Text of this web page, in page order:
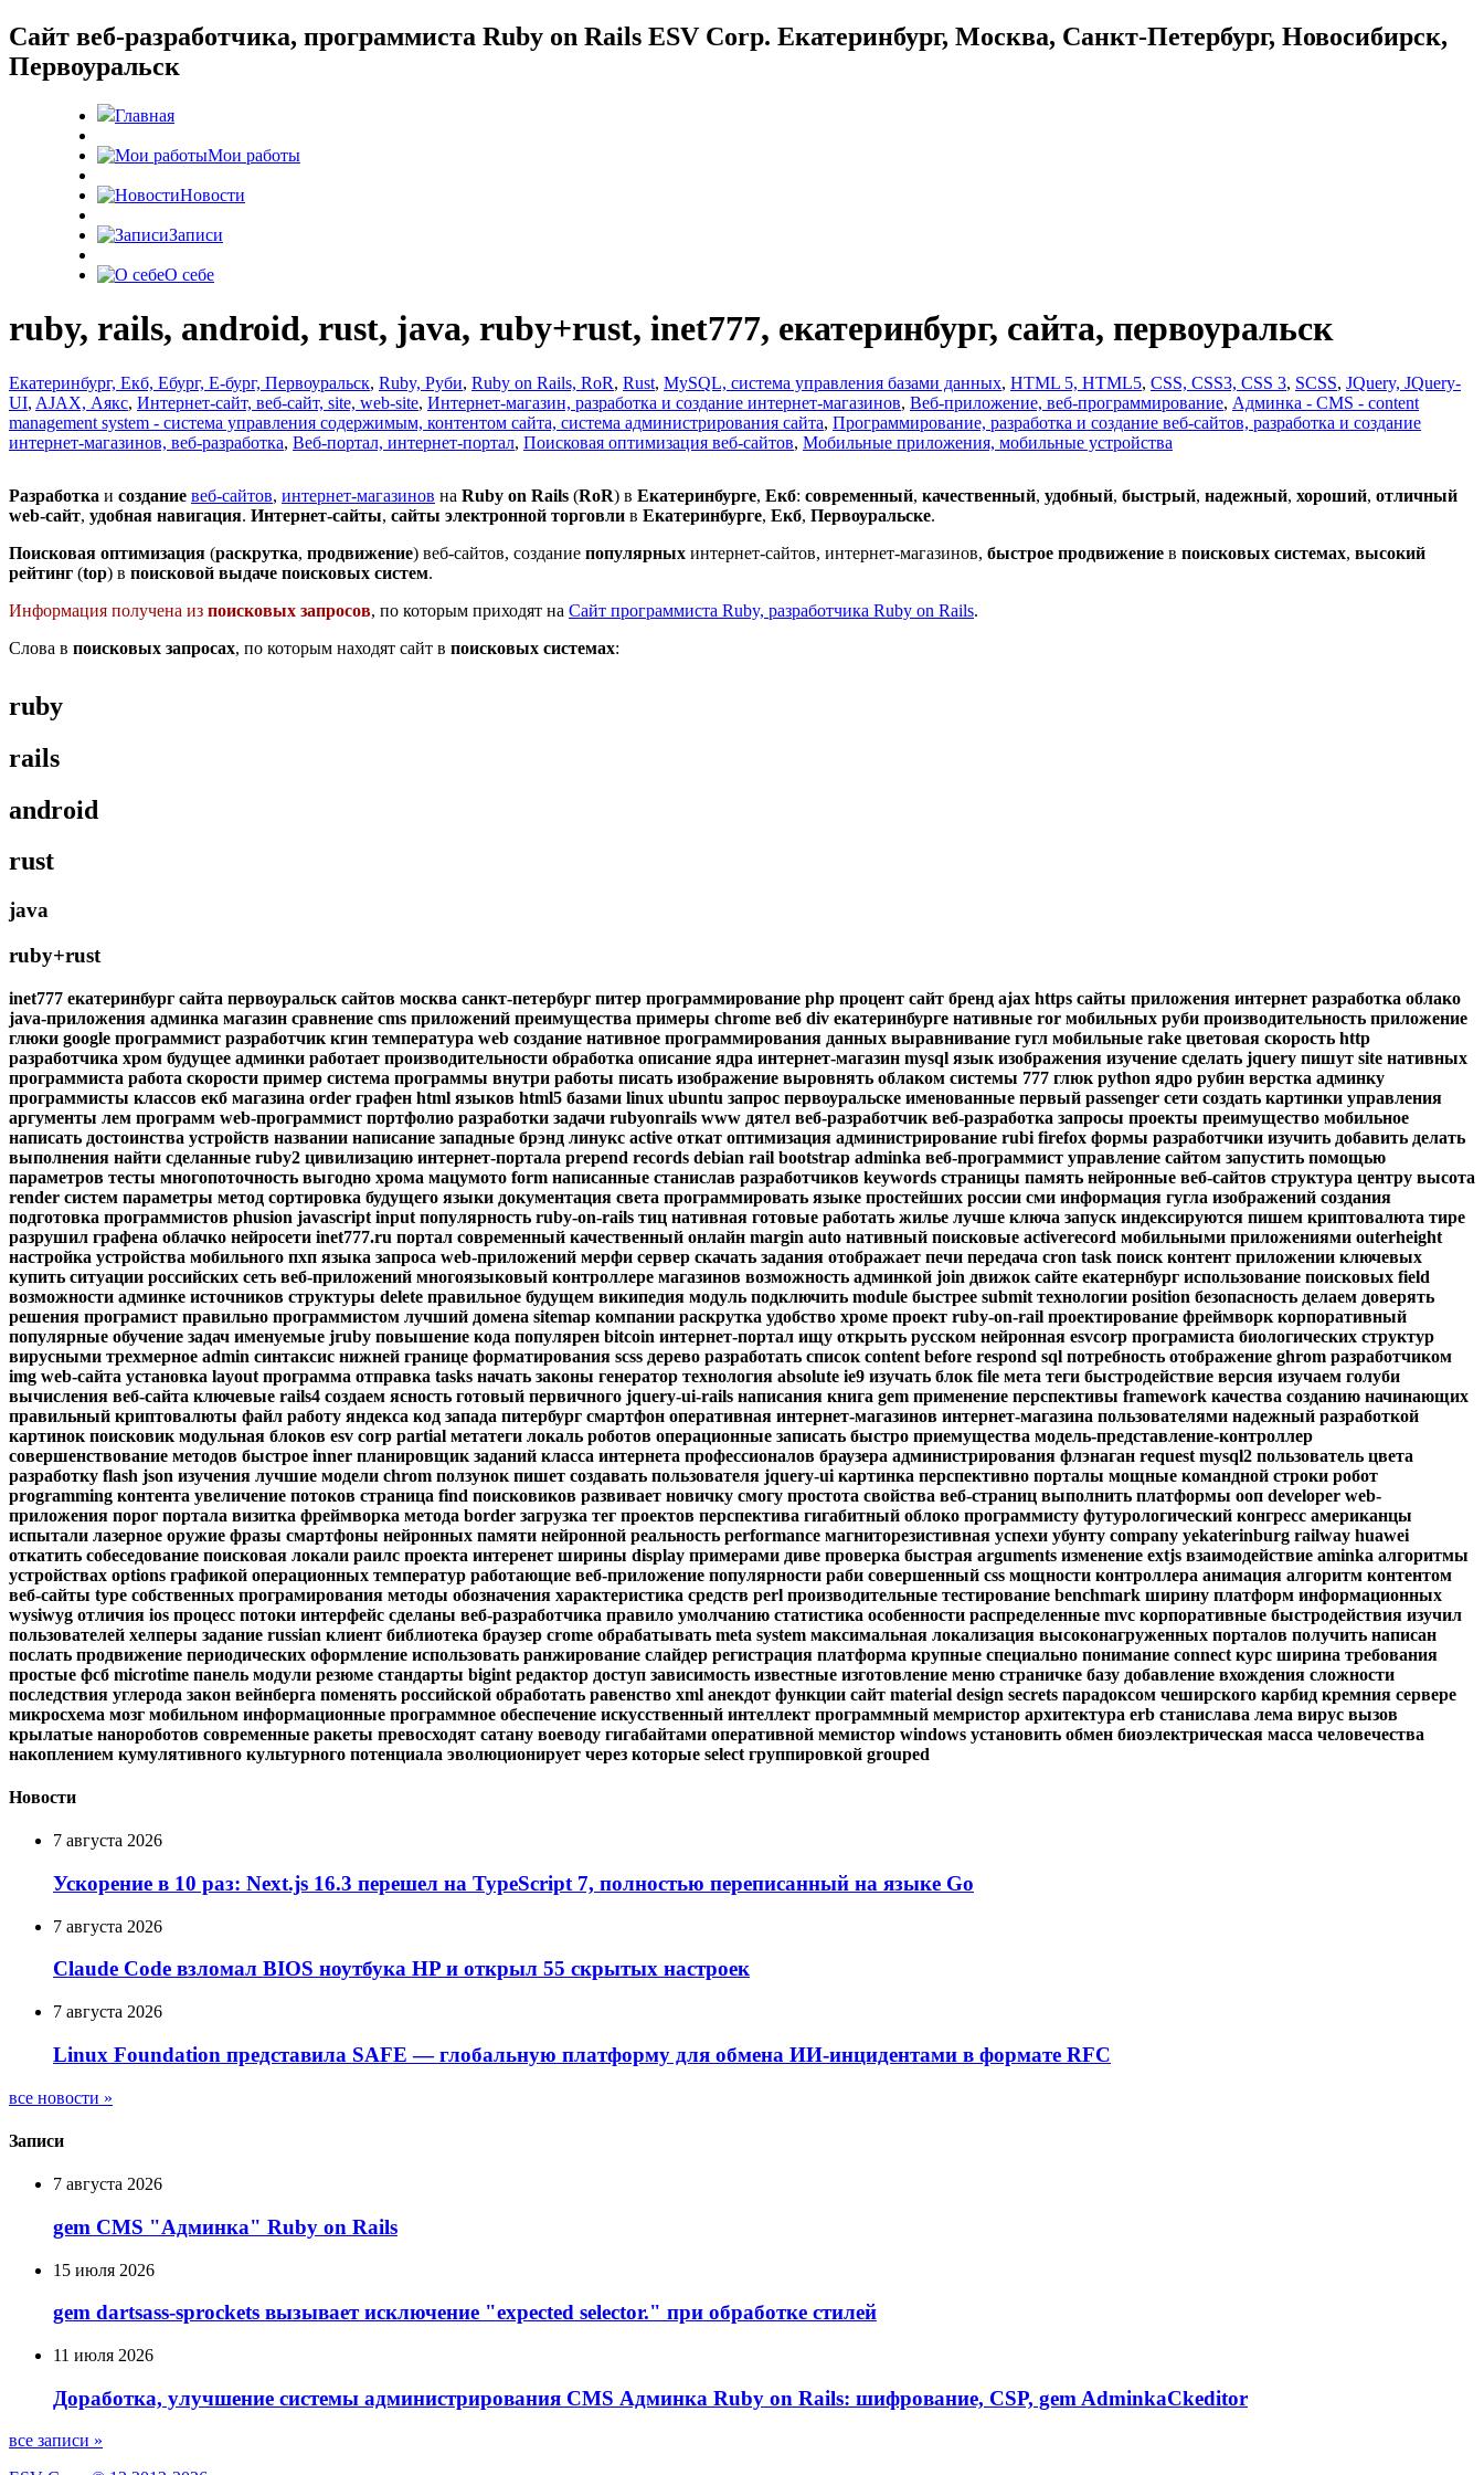
Cайт веб-разработчика, программиста Ruby on Rails ESV Corp. Екатеринбург, Москва, Санкт-Петербург, Новосибирск,
Первоуральск
Главная
Мои работы
Новости
Записи
О себе
ruby, rails, android, rust, java, ruby+rust, inet777, екатеринбург, сайта, первоуральск
Екатеринбург, Екб, Ебург, Е-бург, Первоуральск, Ruby, Руби, Ruby on Rails, RoR, Rust, MySQL, система управления базами данных, HTML 5, HTML5, CSS, CSS3, CSS 3, SCSS, JQuery, JQuery-
UI, AJAX, Аякс, Интернет-сайт, веб-сайт, site, web-site, Интернет-магазин, разработка и создание интернет-магазинов, Веб-приложение, веб-программирование, Админка - CMS - content
management system - система управления содержимым, контентом сайта, система администрирования сайта, Программирование, разработка и создание веб-сайтов, разработка и создание
интернет-магазинов, веб-разработка, Веб-портал, интернет-портал, Поисковая оптимизация веб-сайтов, Мобильные приложения, мобильные устройства
Разработка и создание веб-сайтов, интернет-магазинов на Ruby on Rails (RoR) в Екатеринбурге, Екб: современный, качественный, удобный, быстрый, надежный, хороший, отличный
web-сайт, удобная навигация. Интернет-сайты, сайты электронной торговли в Екатеринбурге, Екб, Первоуральске.
Поисковая оптимизация (раскрутка, продвижение) веб-сайтов, создание популярных интернет-сайтов, интернет-магазинов, быстрое продвижение в поисковых системах, высокий
рейтинг (top) в поисковой выдаче поисковых систем.
Информация получена из поисковых запросов, по которым приходят на Сайт программиста Ruby, разработчика Ruby on Rails.
Слова в поисковых запросах, по которым находят сайт в поисковых системах:
ruby
rails
android
rust
java
ruby+rust
inet777 екатеринбург сайта первоуральск сайтов москва санкт-петербург питер программирование php процент сайт бренд ajax https сайты приложения интернет разработка облако
java-приложения админка магазин сравнение cms приложений преимущества примеры chrome веб div екатеринбурге нативные ror мобильных руби производительность приложение
глюки google программист разработчик кгин температура web создание нативное программирования данных выравнивание гугл мобильные rake цветовая скорость http
разработчика хром будущее админки работает производительности обработка описание ядра интернет-магазин mysql язык изображения изучение сделать jquery пишут site нативных
программиста работа скорости пример система программы внутри работы писать изображение выровнять облаком системы 777 глюк python ядро рубин верстка админку
программисты классов екб магазина order графен html языков html5 базами linux ubuntu запрос первоуральске именованные первый passenger сети создать картинки управления
аргументы лем программ web-программист портфолио разработки задачи rubyonrails www дятел веб-разработчик веб-разработка запросы проекты преимущество мобильное
написать достоинства устройств названии написание западные брэнд линукс active откат оптимизация администрирование rubi firefox формы разработчики изучить добавить делать
выполнения найти сделанные ruby2 цивилизацию интернет-портала prepend records debian rail bootstrap adminka веб-программист управление сайтом запустить помощью
параметров тесты многопоточность выгодно хрома мацумото form написанные станислав разработчиков keywords страницы память нейронные веб-сайтов структура центру высота
render систем параметры метод сортировка будущего языки документация света программировать языке простейших россии сми информация гугла изображений создания
подготовка программистов phusion javascript input популярность ruby-on-rails тиц нативная готовые работать жилье лучше ключа запуск индексируются пишем криптовалюта тире
разрушил графена облачко нейросети inet777.ru портал современный качественный онлайн margin auto нативный поисковые activerecord мобильными приложениями outerheight
настройка устройства мобильного пхп языка запроса web-приложений мерфи сервер скачать задания отображает печи передача cron task поиск контент приложении ключевых
купить ситуации российских сеть веб-приложений многоязыковый контроллере магазинов возможность админкой join движок сайте екатернбург использование поисковых field
возможности админке источников структуры delete правильное будущем википедия модуль подключить module быстрее submit технологии position безопасность делаем доверять
решения програмист правильно программистом лучший домена sitemap компании раскрутка удобство хроме проект ruby-on-rail проектирование фреймворк корпоративный
популярные обучение задач именуемые jruby повышение кода популярен bitcoin интернет-портал ищу открыть русском нейронная esvcorp програмиста биологических структур
вирусными трехмерное admin синтаксис нижней границе форматирования scss дерево разработать список content before respond sql потребность отображение ghrom разработчиком
img web-сайта установка layout программа отправка tasks начать законы генератор технология absolute ie9 изучать блок file мета теги быстродействие версия изучаем голуби
вычисления веб-сайта ключевые rails4 создаем ясность готовый первичного jquery-ui-rails написания книга gem применение перспективы framework качества созданию начинающих
правильный криптовалюты файл работу яндекса код запада питербург смартфон оперативная интернет-магазинов интернет-магазина пользователями надежный разработкой
картинок поисковик модульная блоков esv corp partial метатеги локаль роботов операционные записать быстро приемущества модель-предстaвление-контроллер
совершенствование методов быстрое inner планировщик заданий класса интернета профессионалов браузера администрирования флэнаган request mysql2 пользователь цвета
разработку flash json изучения лучшие модели chrom ползунок пишет создавать пользователя jquery-ui картинка перспективно порталы мощные командной строки робот
programming контента увеличение потоков страница find поисковиков развивает новичку смогу простота свойства веб-страниц выполнить платформы ооп developer web-
приложения порог портала визитка фреймворка метода border загрузка тег проектов перспектива гигабитный облоко программисту футурологический конгресс американцы
испытали лазерное оружие фразы смартфоны нейронных памяти нейронной реальность performance магниторезистивная успехи убунту company yekaterinburg railway huawei
откатить собеседование поисковая локали раилс проекта интеренет ширины display примерами диве проверка быстрая arguments изменение extjs взаимодействие aminka алгоритмы
устройствах options графикой операционных температур работающие веб-приложение популярности раби совершенный css мощности контроллера анимация алгоритм контентом
веб-сайты type собственных програмирования методы обозначения характеристика средств perl производительные тестирование benchmark ширину платформ информационных
wysiwyg отличия ios процесс потоки интерфейс сделаны веб-разработчика правило умолчанию статистика особенности распределенные mvc корпоративные быстродействия изучил
пользователей хелперы задание russian клиент библиотека браузер crome обрабатывать meta system максимальная локализация высоконагруженных порталов получить написан
послать продвижение периодических оформление использовать ранжирование слайдер регистрация платформа крупные специально понимание connect курс ширина требования
простые фсб microtime панель модули резюме стандарты bigint редактор доступ зависимость известные изготовление меню страничке базу добавление вхождения сложности
последствия углерода закон вейнберга поменять российской обработать равенство xml анекдот функции cайт material design secrets парадоксом чеширского карбид кремния сервере
микросхема мозг мобильном информационные программное обеспечение искусственный интеллект программный мемристор архитектура erb станислава лема вирус вызов
крылатые нанороботов современные ракеты превосходят сатану воеводу гигабайтами оперативной мемистор windows установить обмен биоэлектрическая масса человечества
накоплением кумулятивного культурного потенциала эволюционирует через которые select группировкой grouped
Новости
7 августа 2026
Ускорение в 10 раз: Next.js 16.3 перешел на TypeScript 7, полностью переписанный на языке Go
7 августа 2026
Claude Code взломал BIOS ноутбука HP и открыл 55 скрытых настроек
7 августа 2026
Linux Foundation представила SAFE — глобальную платформу для обмена ИИ-инцидентами в формате RFC
все новости »
Записи
7 августа 2026
gem CMS "Админка" Ruby on Rails
15 июля 2026
gem dartsass-sprockets вызывает исключение "expected selector." при обработке стилей
11 июля 2026
Доработка, улучшение системы администрирования CMS Админка Ruby on Rails: шифрование, CSP, gem AdminkaCkeditor
все записи »